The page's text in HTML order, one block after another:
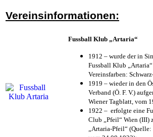
Vereinsinformationen:
Fussball Klub „Artaria“
1912 – wurde der in
Fussball Klub
Vereinsfarben:
1919 – wieder in den
Verband (Ö. F. V.)
Wiener Tagblatt, vom
1922 – erfolgte eine
Club „Pfeil“ Wien (III)
„Artaria-Pfeil“